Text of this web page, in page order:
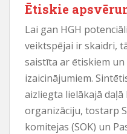
Ētiskie
Lai gan HGH
veiktspējai ir skaidri,
saistīta ar ētiskiem
izaicinājumiem.
aizliegta lielākajā
organizāciju, tostarp
komitejas (SOK) un